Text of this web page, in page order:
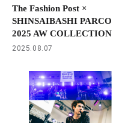
The Fashion Post ×
SHINSAIBASHI PARCO
2025 AW COLLECTION
2025.08.07